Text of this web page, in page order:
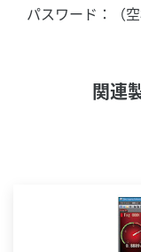
パスワード：（空
関連